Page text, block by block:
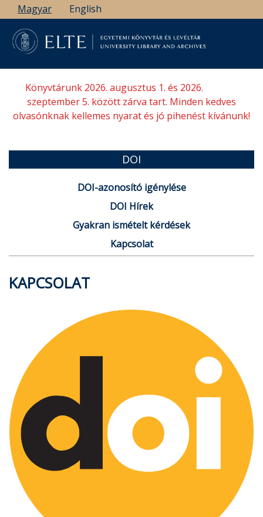
Ugrás
a
tartalomra
Magyar English
Könyvtárunk 2026. augusztus 1. és 2026.
szeptember 5. között zárva tart. Minden kedves
olvasónknak kellemes nyarat és jó pihenést kívánunk!
DOI
DOI-azonosító igénylése
DOI Hírek
Gyakran ismételt kérdések
Kapcsolat
KAPCSOLAT